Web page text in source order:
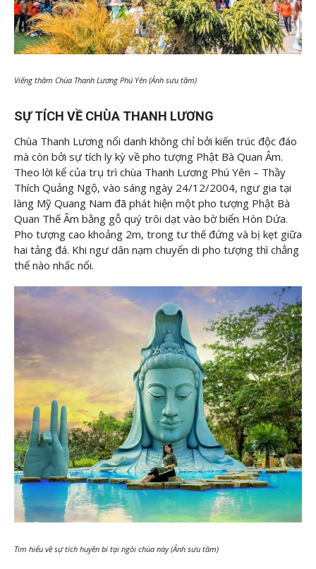
Viếng thăm Chùa Thanh Lương Phú Yên (Ảnh sưu tầm)
SỰ TÍCH VỀ CHÙA THANH LƯƠNG
Chùa Thanh Lương nổi danh không chỉ bởi kiến trúc độc đáo
mà còn bởi sự tích ly kỳ về pho tượng Phật Bà Quan Âm.
Theo lời kể của trụ trì chùa Thanh Lương Phú Yên – Thầy
Thích Quảng Ngộ, vào sáng ngày 24/12/2004, ngư gia tại
làng Mỹ Quang Nam đã phát hiện một pho tượng Phật Bà
Quan Thế Âm bằng gỗ quý trôi dạt vào bờ biển Hòn Dứa.
Pho tượng cao khoảng 2m, trong tư thế đứng và bị kẹt giữa
hai tảng đá. Khi ngư dân nạm chuyển di pho tượng thì chẳng
thể nào nhấc nổi.
Tìm hiểu về sự tích huyền bí tại ngôi chùa này (Ảnh sưu tầm)